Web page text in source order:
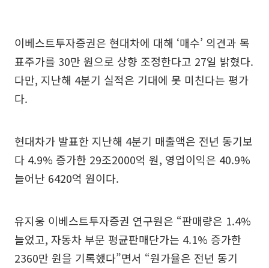
이베스트투자증권은 현대차에 대해 ‘매수’ 의견과 목
표주가를 30만 원으로 상향 조정한다고 27일 밝혔다.
다만, 지난해 4분기 실적은 기대에 못 미친다는 평가
다.
현대차가 발표한 지난해 4분기 매출액은 전년 동기보
다 4.9% 증가한 29조2000억 원, 영업이익은 40.9%
늘어난 6420억 원이다.
유지웅 이베스트투자증권 연구원은 “판매량은 1.4%
늘었고, 자동차 부문 평균판매단가는 4.1% 증가한
2360만 원을 기록했다”면서 “원가율은 전년 동기